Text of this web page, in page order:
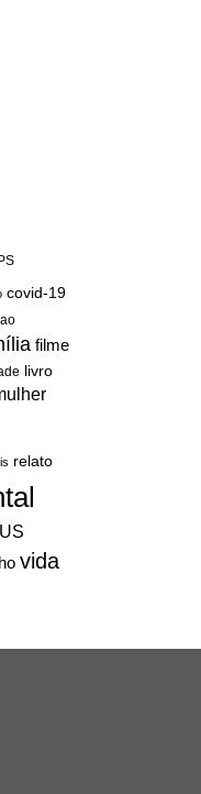
covid-19
filme
livro
relato
vida